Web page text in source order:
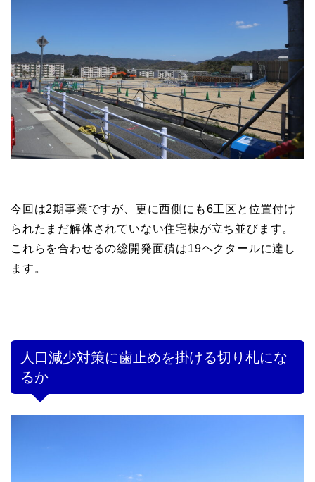
今回は2期事業ですが、更に西側にも6工区と位置付け
られたまだ解体されていない住宅棟が立ち並びます。
これらを合わせるの総開発面積は19ヘクタールに達し
ます。
人口減少対策に歯止めを掛ける切り札にな
るか